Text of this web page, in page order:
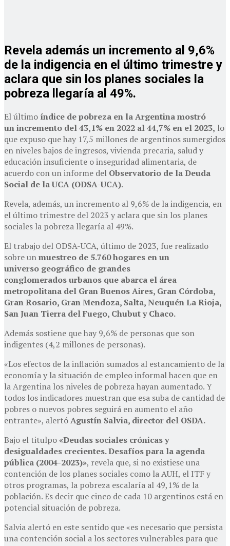
Revela además un incremento al 9,6%
de la indigencia en el último trimestre y
aclara que sin los planes sociales la
pobreza llegaría al 49%.
El último índice de pobreza en la Argentina mostró
un incremento del 43,1% en 2022 al 44,7% en el 2023, lo
que expuso que hay 17,5 millones de argentinos sumergidos
en niveles bajos de ingresos, vivienda precaria, salud y
educación insuficiente o inseguridad alimentaria, de
acuerdo con un informe del Observatorio de la Deuda
Social de la UCA (ODSA-UCA).
Revela, además, un incremento al 9,6% de la indigencia, en
el último trimestre del 2023 y aclara que sin los planes
sociales la pobreza llegaría al 49%.
El trabajo del ODSA-UCA, último de 2023, fue realizado
sobre unmuestreo de 5.760 hogares en un
universo geográfico de grandes
conglomerados urbanos que abarca el área
metropolitana del Gran Buenos Aires, Gran Córdoba,
Gran Rosario, Gran Mendoza, Salta, Neuquén La Rioja,
San Juan Tierra del Fuego, Chubut y Chaco.
Además sostiene que hay 9,6% de personas que son
indigentes (4,2 millones de personas).
«Los efectos de la inflación sumados al estancamiento de la
economía y la situación de empleo informal hacen que en
la Argentina los niveles de pobreza hayan aumentado. Y
todos los indicadores muestran que esa suba de cantidad de
pobres o nuevos pobres seguirá en aumento el año
entrante», alertóAgustín Salvia, director del OSDA.
Bajo el titulpo«Deudas sociales crónicas y
desigualdades crecientes. Desafíos para la agenda
pública (2004-2023)», revela que, si no existiese una
contención de los planes sociales como la AUH, el ITF y
otros programas, la pobreza escalaría al 49,1% de la
población. Es decir que cinco de cada 10 argentinos está en
potencial situación de pobreza.
Salvia alertó en este sentido que «es necesario que persista
una contención social a los sectores vulnerables para que